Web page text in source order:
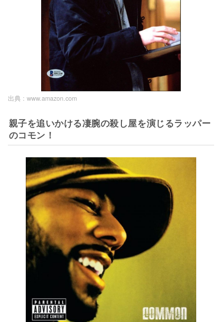
出典 : www.amazon.com
親子を追いかける凄腕の殺し屋を演じるラッパー
のコモン！